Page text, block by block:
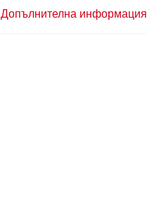
Допълнителна информация